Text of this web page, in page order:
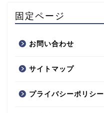
固定ページ
お問い合わせ
サイトマップ
プライバシーポリシー